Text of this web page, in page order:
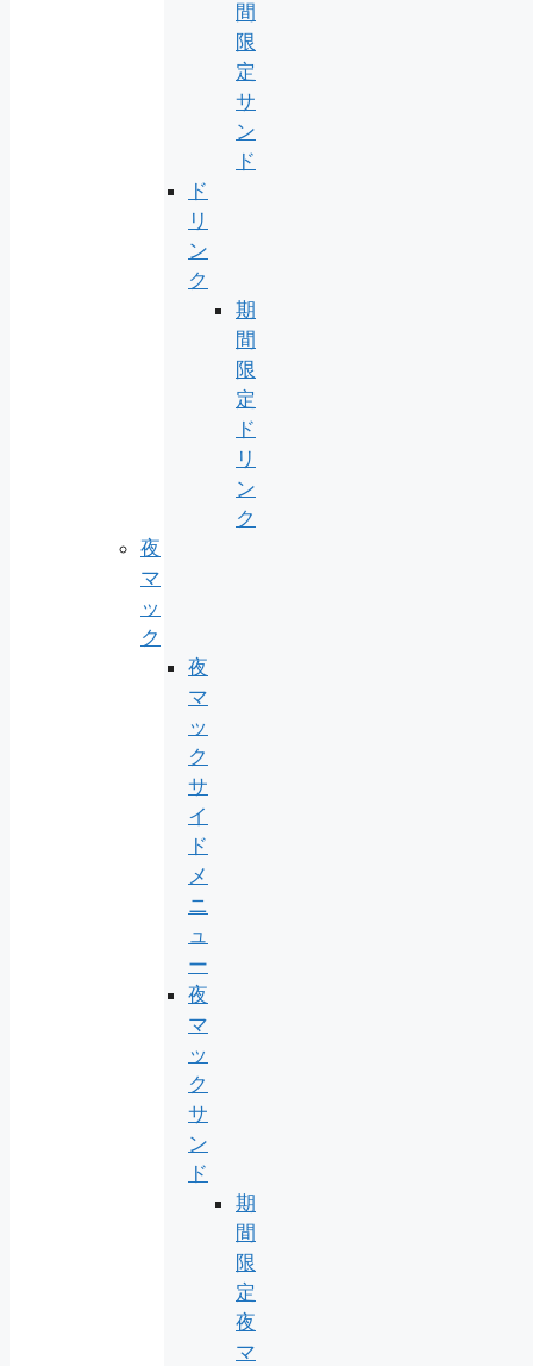
間
限
定
サ
ン
ド
ド
リ
ン
ク
期
間
限
定
ド
リ
ン
ク
夜
マ
ッ
ク
夜
マ
ッ
ク
サ
イ
ド
メ
ニ
ュ
ー
夜
マ
ッ
ク
サ
ン
ド
期
間
限
定
夜
マ